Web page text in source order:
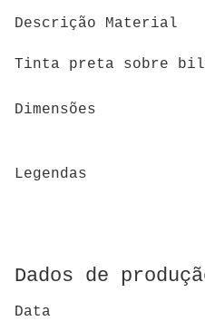
Descrição Material
Tinta preta sobre
Dimensões
Legendas
Dados de
Data